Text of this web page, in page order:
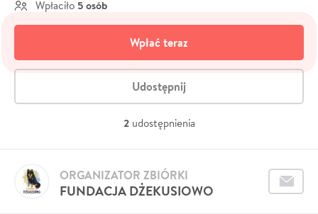
Wpłaciło 5 osób
Wpłać teraz
Udostępnij
2 udostępnienia
FUNDACJA DŻEKUSIOWO
ORGANIZATOR ZBIÓRKI